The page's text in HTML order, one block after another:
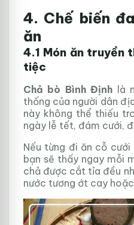
4. Chế biến
ăn
4.1 Món ăn truyền
tiệc
Chả bò Bình Định là
thống của người dân
này không thể thiếu
ngày lễ tết, đám cưới,
Nếu từng đi ăn cỗ
bạn sẽ thấy ngay mỗi
chả được cắt tỉa đều
nước tương ớt cay